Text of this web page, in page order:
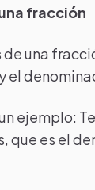
fracción
de una
el
ejemplo:
que es el